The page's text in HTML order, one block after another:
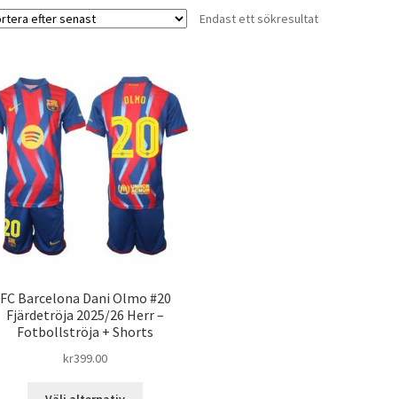
Endast ett sökresultat
FC Barcelona Dani Olmo #20
Fjärdetröja 2025/26 Herr –
Fotbollströja + Shorts
kr399.00